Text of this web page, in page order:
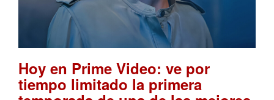
Hoy en Prime Video: ve por
tiempo limitado la primera